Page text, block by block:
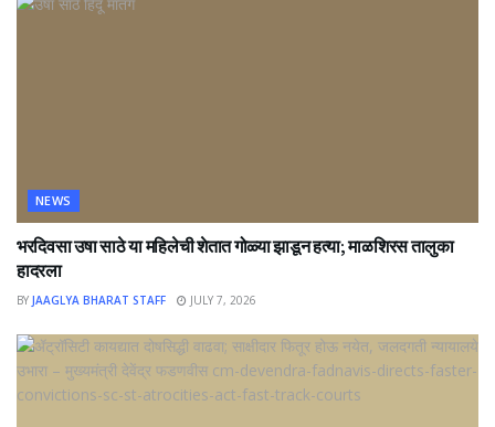
NEWS
भरदिवसा उषा साठे या महिलेची शेतात गोळ्या झाडून हत्या; माळशिरस तालुका
हादरला
BY JAAGLYA BHARAT STAFF JULY 7, 2026